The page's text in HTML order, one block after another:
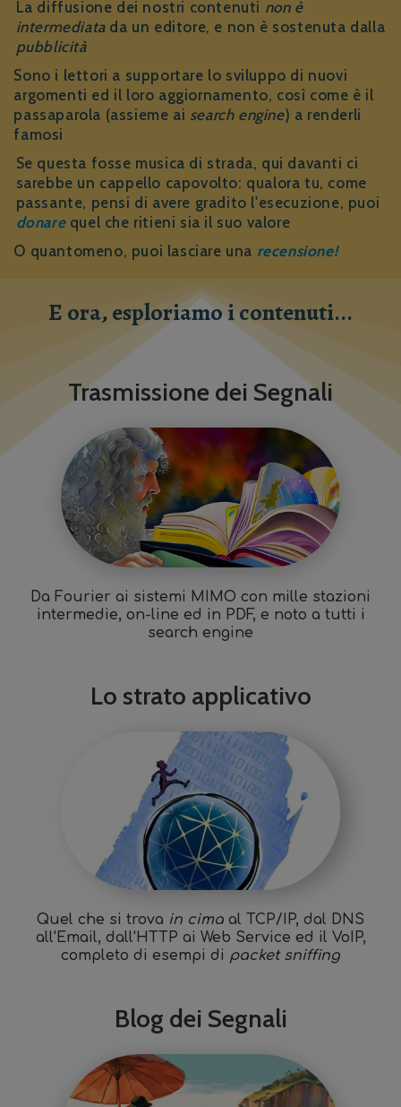
La diffusione dei nostri contenuti non è
intermediatada un editore, e non è sostenuta dalla
pubblicità
Sono i lettori a supportare lo sviluppo di nuovi
argomenti ed il loro aggiornamento, così come è il
passaparola (assieme ai search engine) a renderli
famosi
Se questa fosse musica di strada, qui davanti ci
sarebbe un cappello capovolto: qualora tu, come
passante, pensi di avere gradito l'esecuzione, puoi
donarequel che ritieni sia il suo valore
O quantomeno, puoi lasciare una recensione!
E ora, esploriamo i contenuti...
Trasmissione dei Segnali
Da Fourier ai sistemi MIMO con mille stazioni
intermedie, on-line ed in PDF, e noto a tutti i
search engine
Lo strato applicativo
Quel che si trova in cima al TCP/IP, dal DNS
all'Email, dall'HTTP ai Web Service ed il VoIP,
completo di esempi di packet sniffing
Blog dei Segnali